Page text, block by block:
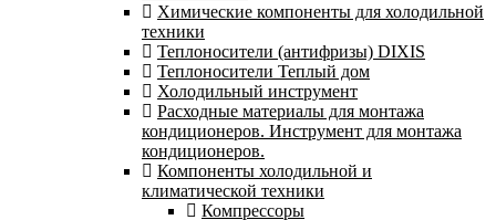
Химические компоненты для холодильной
техники
Теплоносители (антифризы) DIXIS
Теплоносители Теплый дом
Холодильный инструмент
Расходные материалы для монтажа
кондиционеров. Инструмент для монтажа
кондиционеров.
Компоненты холодильной и
климатической техники
Компрессоры